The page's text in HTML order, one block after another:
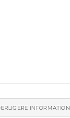
INFORMATION